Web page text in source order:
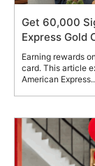
Get 60,000
Express Gold
Earning rewards
card. This article
American